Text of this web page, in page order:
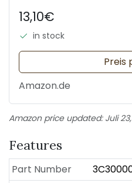
13,10€
in stock
Preis
Amazon.de
Amazon price updated: Juli
Features
Part Number